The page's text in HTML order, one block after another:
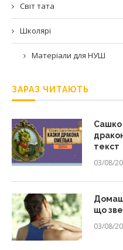
Світ тата
Школярі
Матеріали для НУШ
ЗАРАЗ ЧИТАЮТЬ
Сашко
текст
03/08/
що
03/08/